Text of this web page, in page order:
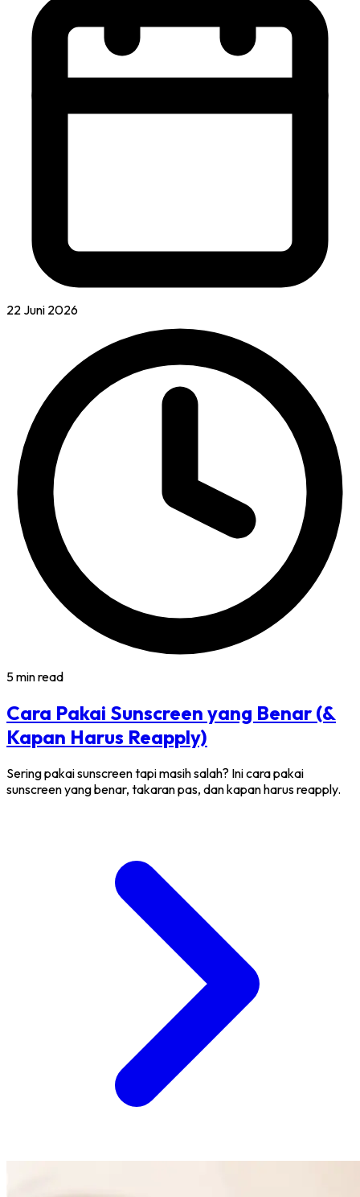
22 Juni 2026
5 min read
Cara Pakai Sunscreen yang Benar (&
Kapan Harus Reapply)
Sering pakai sunscreen tapi masih salah? Ini cara pakai
sunscreen yang benar, takaran pas, dan kapan harus reapply.